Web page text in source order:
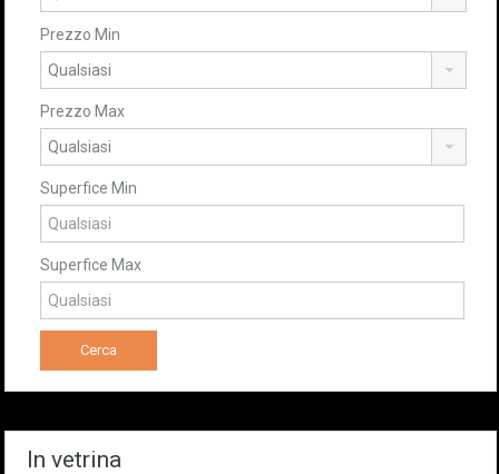
Prezzo Min
Prezzo Max
Superfice Min
Superfice Max
In vetrina